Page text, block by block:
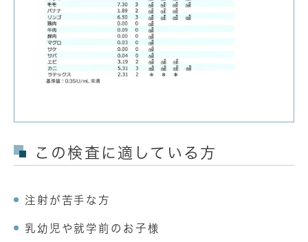
この検査に適している方
注射が苦手な方
乳幼児や就学前のお子様